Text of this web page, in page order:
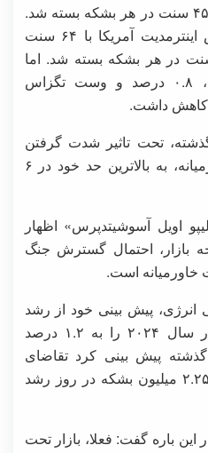
سنت افزایش، در ۹۰ دلار و ۴۵ سنت در هر بشکه بسته شد.
بهای معاملات وست تگزاس اینترمدیت آمریکا با ۶۴ سنت
در ۸۵ دلار و ۶۶ سنت در هر بشکه بسته شد. اما
برای کل هفته، نفت برنت، ۰.۸ درصد و وست تگزاس
کاهش داشت.
تحت تاثیر شدت گرفتن
تنش‌های ژئوپلیتیکی در خاورمیانه، به بالاترین حد خود در ۶
اویل آسوشیتدپرس» اظهار
بازار، احتمال گسترش جنگ
است.
انرژی، پیش بینی خود از رشد
تقاضای جهانی برای نفت در سال ۲۰۲۴ را به ۱.۲ درصد
پیش بینی کرد تقاضای
جهانی برای نفت، به میزان ۲.۲۵ میلیون بشکه در روز رشد
باره گفت: فعلا، بازار تحت